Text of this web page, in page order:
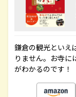
鎌倉の観光といえ
りません。お寺に
がわかるのです！